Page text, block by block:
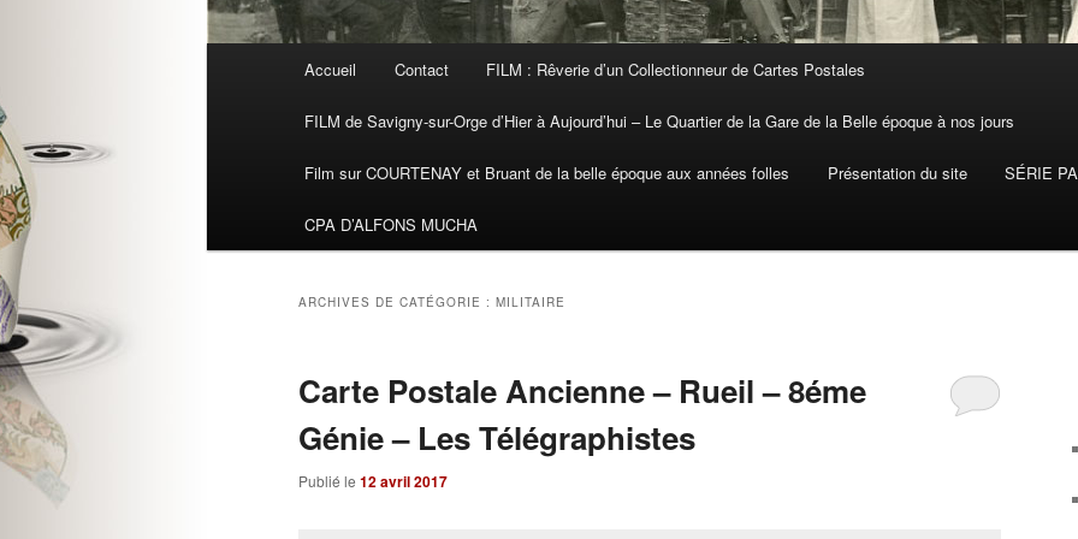
Accueil Contact FILM : Rêverie d’un Collectionneur de Cartes Postales
FILM de Savigny-sur-Orge d’Hier à Aujourd’hui – Le Quartier de la Gare de la Belle époque à nos jours
Film sur COURTENAY et Bruant de la belle époque aux années folles Présentation du site SÉRIE
CPA D’ALFONS MUCHA
ARCHIVES DE CATÉGORIE : MILITAIRE
Carte Postale Ancienne – Rueil – 8éme
Génie – Les Télégraphistes
Publié le 12 avril 2017